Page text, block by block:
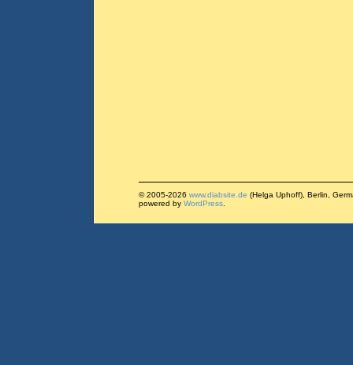
© 2005-2026 www.diabsite.de (Helga Uphoff), Berlin,
powered by WordPress.